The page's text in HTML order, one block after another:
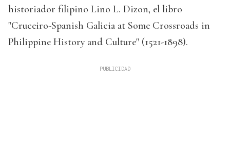
historiador filipino Lino L. Dizon, el libro
"Cruceiro-Spanish Galicia at Some Crossroads in
Philippine History and Culture" (1521-1898).